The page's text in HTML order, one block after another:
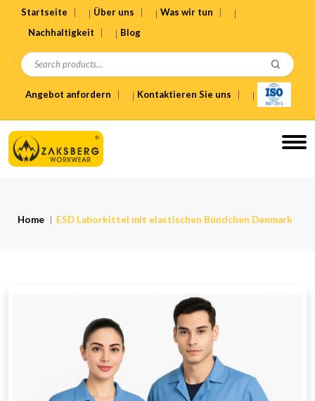
Startseite Über uns
Was wir tun
Nachhaltigkeit
Blog
Angebot anfordern Kontaktieren Sie uns
Home ESD Laborkittel mit elastischen Bündchen Denmark